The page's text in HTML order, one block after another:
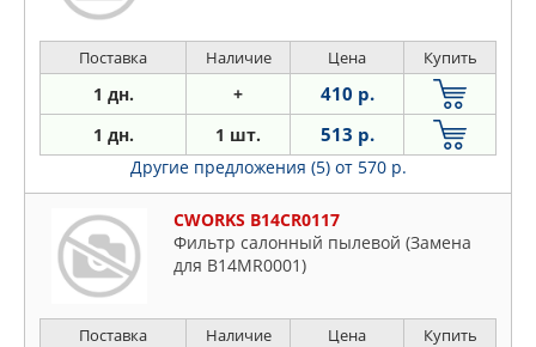
Поставка Наличие Цена Купить
1 дн. + 410 р.
1 дн. 1 шт. 513 р.
Другие предложения (5) от 570 р.
CWORKS B14CR0117
Фильтр салонный пылевой (Замена
для B14MR0001)
Поставка Наличие Цена Купить